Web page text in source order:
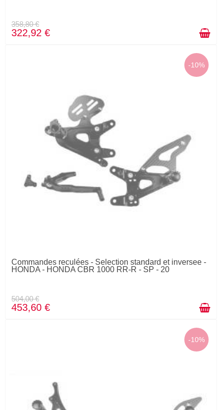
358,80 €
322,92 €
-10%
Commandes reculées - Selection standard et inversee -
HONDA - HONDA CBR 1000 RR-R - SP - 20
504,00 €
453,60 €
-10%